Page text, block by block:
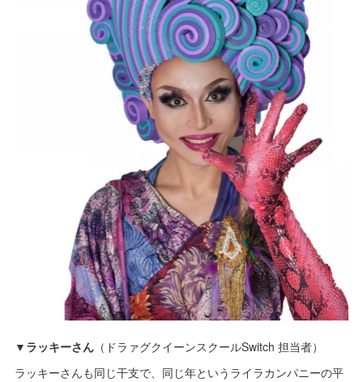
▼ラッキーさん （ドラァグクイーンスクールSwitch 担当者）
ラッキーさんも同じ干支で、同じ年というライラカンパニーの平